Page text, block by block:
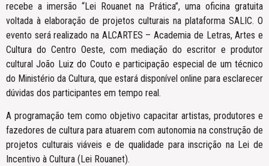
recebe a imersão “Lei Rouanet na Prática”, uma oficina gratuita
voltada à elaboração de projetos culturais na plataforma SALIC. O
evento será realizado na ALCARTES – Academia de Letras, Artes e
Cultura do Centro Oeste, com mediação do escritor e produtor
cultural João Luiz do Couto e participação especial de um técnico
do Ministério da Cultura, que estará disponível online para esclarecer
dúvidas dos participantes em tempo real.
A programação tem como objetivo capacitar artistas, produtores e
fazedores de cultura para atuarem com autonomia na construção de
projetos culturais viáveis e de qualidade para inscrição na Lei de
Incentivo à Cultura (Lei Rouanet).